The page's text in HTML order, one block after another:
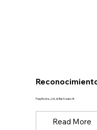
Puig Rovira, J. M., & Bär Kwast, B.
Read More